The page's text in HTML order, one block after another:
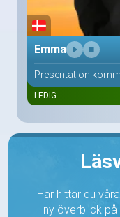
Emma
Presentation
LEDIG
Här hittar du
ny överblick på